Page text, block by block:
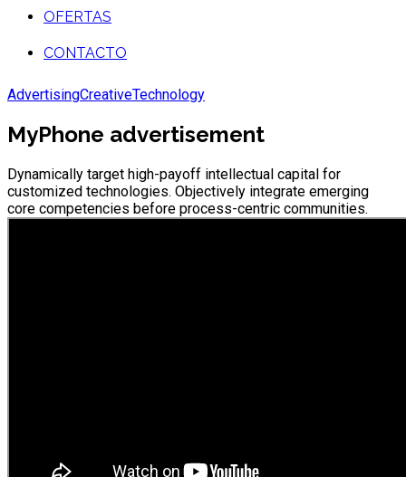
OFERTAS
CONTACTO
AdvertisingCreativeTechnology
MyPhone advertisement
Dynamically target high-payoff intellectual capital for
customized technologies. Objectively integrate emerging
core competencies before process-centric communities.